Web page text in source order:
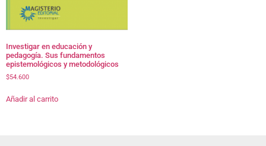
Investigar en educación y
pedagogía. Sus fundamentos
epistemológicos y metodológicos
$54.600
Añadir al carrito